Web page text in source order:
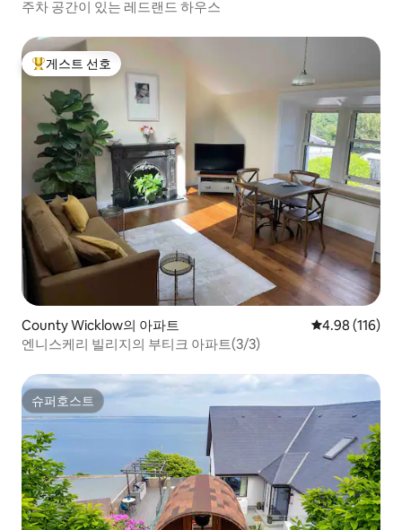
주차 공간이 있는 레드랜드 하우스
상위 게스트 선호
게스트 선호
County Wicklow의 아파트 평점 4.98점(5
4.98 (116)
엔니스케리 빌리지의 부티크 아파트(3/3)
슈퍼호스트
슈퍼호스트